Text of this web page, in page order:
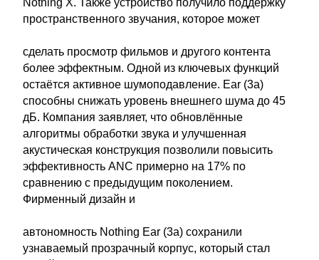
Nothing X. Также устройство получило поддержку
пространственного звучания, которое может
сделать просмотр фильмов и другого контента
более эффектным. Одной из ключевых функций
остаётся активное шумоподавление. Ear (3a)
способны снижать уровень внешнего шума до 45
дБ. Компания заявляет, что обновлённые
алгоритмы обработки звука и улучшенная
акустическая конструкция позволили повысить
эффективность ANC примерно на 17% по
сравнению с предыдущим поколением.
Фирменный дизайн и
автономность Nothing Ear (3a) сохранили
узнаваемый прозрачный корпус, который стал